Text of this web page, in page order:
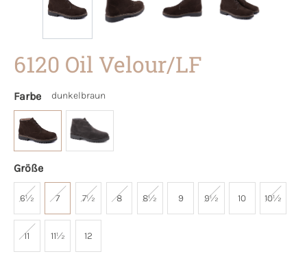
6120 Oil Velour/LF
Farbe dunkelbraun
Größe
6½ 7 7½ 8 8½ 9 9½ 10 10½
11 11½ 12